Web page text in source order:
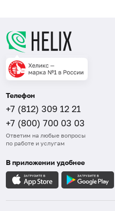
Телефон
+7 (812) 309 12 21
+7 (800) 700 03 03
Ответим на любые вопросы
по работе и услугам
В приложении удобнее